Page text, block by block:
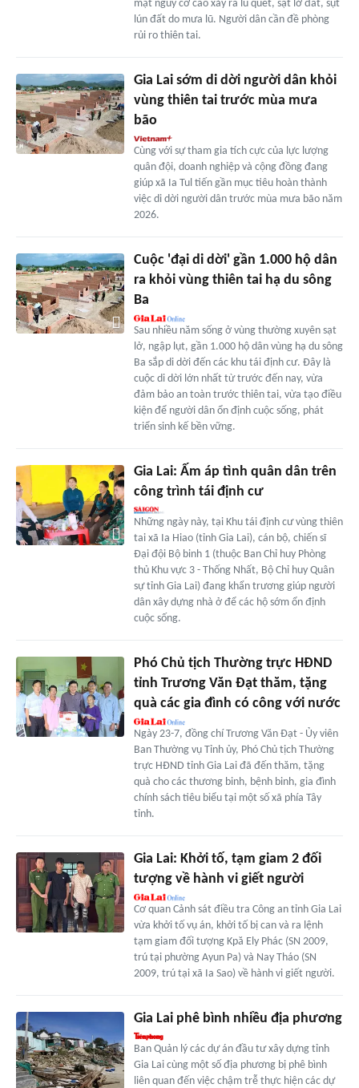
mặt nguy cơ cao xảy ra lũ quét, sạt lở đất, sụt
lún đất do mưa lũ. Người dân cần đề phòng
rủi ro thiên tai.
Gia Lai sớm di dời người dân khỏi
vùng thiên tai trước mùa mưa
bão
Cùng với sự tham gia tích cực của lực lượng
quân đội, doanh nghiệp và cộng đồng đang
giúp xã Ia Tul tiến gần mục tiêu hoàn thành
việc di dời người dân trước mùa mưa bão năm
2026.
Cuộc 'đại di dời' gần 1.000 hộ dân
ra khỏi vùng thiên tai hạ du sông
Ba
Sau nhiều năm sống ở vùng thường xuyên sạt
lở, ngập lụt, gần 1.000 hộ dân vùng hạ du sông
Ba sắp di dời đến các khu tái định cư. Đây là
cuộc di dời lớn nhất từ trước đến nay, vừa
đảm bảo an toàn trước thiên tai, vừa tạo điều
kiện để người dân ổn định cuộc sống, phát
triển sinh kế bền vững.
Gia Lai: Ấm áp tình quân dân trên
công trình tái định cư
Những ngày này, tại Khu tái định cư vùng thiên
tai xã Ia Hiao (tỉnh Gia Lai), cán bộ, chiến sĩ
Đại đội Bộ binh 1 (thuộc Ban Chỉ huy Phòng
thủ Khu vực 3 - Thống Nhất, Bộ Chỉ huy Quân
sự tỉnh Gia Lai) đang khẩn trương giúp người
dân xây dựng nhà ở để các hộ sớm ổn định
cuộc sống.
Phó Chủ tịch Thường trực HĐND
tỉnh Trương Văn Đạt thăm, tặng
quà các gia đình có công với nước
Ngày 23-7, đồng chí Trương Văn Đạt - Ủy viên
Ban Thường vụ Tỉnh ủy, Phó Chủ tịch Thường
trực HĐND tỉnh Gia Lai đã đến thăm, tặng
quà cho các thương binh, bệnh binh, gia đình
chính sách tiêu biểu tại một số xã phía Tây
tỉnh.
Gia Lai: Khởi tố, tạm giam 2 đối
tượng về hành vi giết người
Cơ quan Cảnh sát điều tra Công an tỉnh Gia Lai
vừa khởi tố vụ án, khởi tố bị can và ra lệnh
tạm giam đối tượng Kpă Ely Phác (SN 2009,
trú tại phường Ayun Pa) và Nay Tháo (SN
2009, trú tại xã Ia Sao) về hành vi giết người.
Gia Lai phê bình nhiều địa phương
Ban Quản lý các dự án đầu tư xây dựng tỉnh
Gia Lai cùng một số địa phương bị phê bình
liên quan đến việc chậm trễ thực hiện các dự